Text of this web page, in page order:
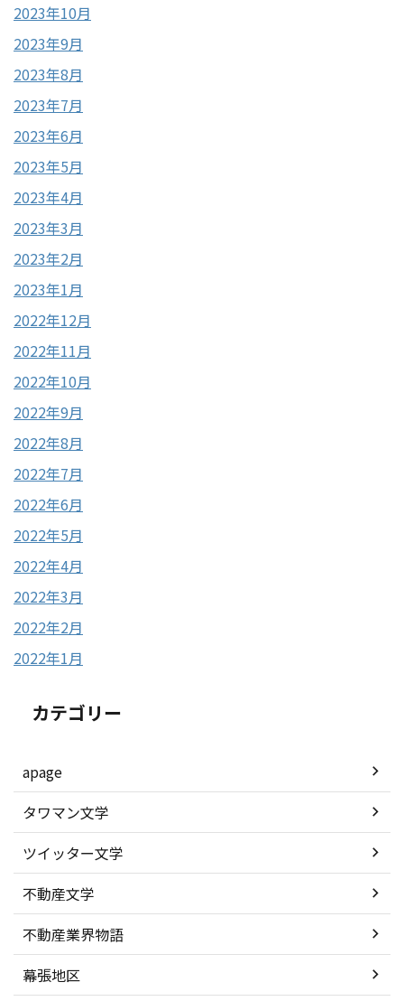
2023年10月
2023年9月
2023年8月
2023年7月
2023年6月
2023年5月
2023年4月
2023年3月
2023年2月
2023年1月
2022年12月
2022年11月
2022年10月
2022年9月
2022年8月
2022年7月
2022年6月
2022年5月
2022年4月
2022年3月
2022年2月
2022年1月
カテゴリー
apage
タワマン文学
ツイッター文学
不動産文学
不動産業界物語
幕張地区